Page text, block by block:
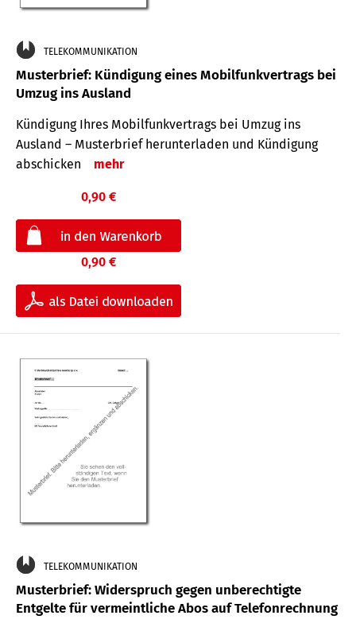
TELEKOMMUNIKATION
Musterbrief: Kündigung eines Mobilfunkvertrags bei
Umzug ins Ausland
Kündigung Ihres Mobilfunkvertrags bei Umzug ins
Ausland – Musterbrief herunterladen und Kündigung
abschicken
mehr
0,90 €
0,90 €
TELEKOMMUNIKATION
Musterbrief: Widerspruch gegen unberechtigte
Entgelte für vermeintliche Abos auf Telefonrechnung